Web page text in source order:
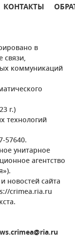
КОНТАКТЫ
в
связи,
коммуникаций
г.)
технологий
57640.
унитарное
агентство
новостей сайта
crimea.ria.ru